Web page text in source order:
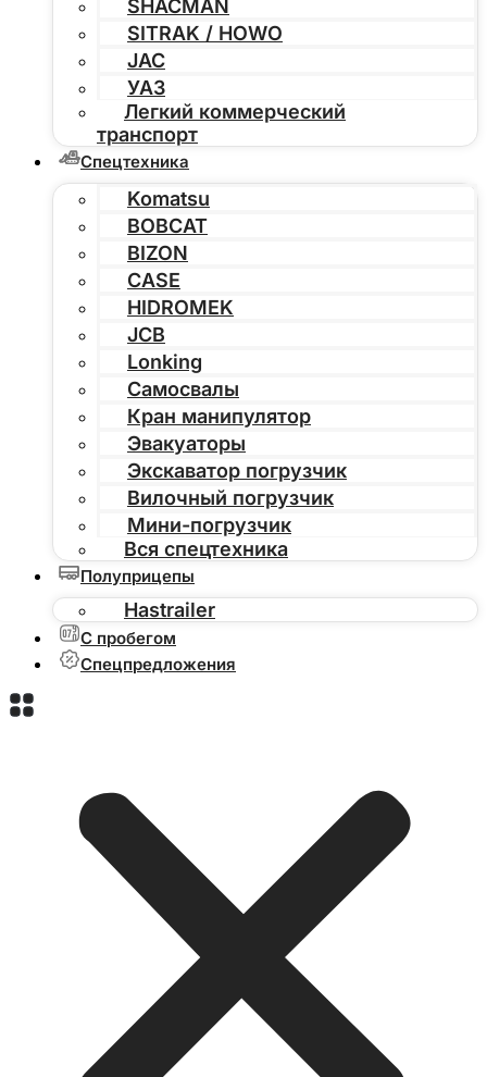
SHACMAN
SITRAK / HOWO
JAC
УАЗ
Легкий коммерческий
транспорт
Спецтехника
Komatsu
BOBCAT
BIZON
CASE
HIDROMEK
JCB
Lonking
Самосвалы
Кран манипулятор
Эвакуаторы
Экскаватор погрузчик
Вилочный погрузчик
Мини-погрузчик
Вся спецтехника
Полуприцепы
Hastrailer
С пробегом
Спецпредложения